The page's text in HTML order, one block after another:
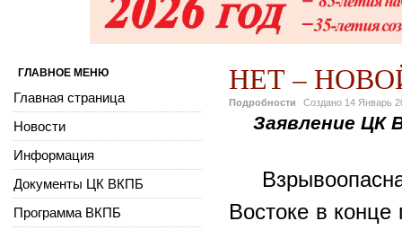
НЕТ –
Подробности Создано 14 Январь
Заявление ЦК
Востоке в
ГЛАВНОЕ МЕНЮ
Главная страница
Новости
Информация
Документы ЦК ВКПБ
Программа ВКПБ